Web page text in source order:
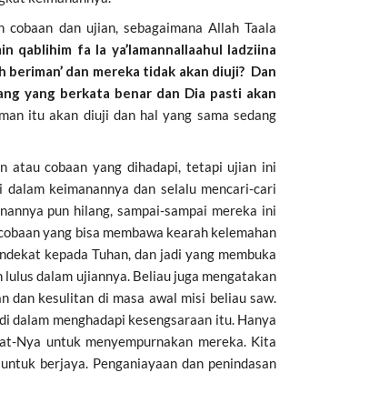
dan ujian, sebagaimana Allah Taala
qablihim fa la ya’lamannallaahul ladziina
beriman’ dan mereka tidak akan diuji? Dan
yang berkata benar dan Dia pasti akan
itu akan diuji dan hal yang sama sedang
atau cobaan yang dihadapi, tetapi ujian ini
keimanannya dan selalu mencari-cari
pun hilang, sampai-sampai mereka ini
yang bisa membawa kearah kelemahan
kepada Tuhan, dan jadi yang membuka
dalam ujiannya. Beliau juga mengatakan
dan kesulitan di masa awal misi beliau saw.
dalam menghadapi kesengsaraan itu. Hanya
Nya untuk menyempurnakan mereka. Kita
berjaya. Penganiayaan dan penindasan